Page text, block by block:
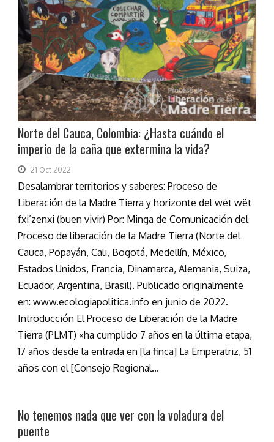
Norte del Cauca, Colombia: ¿Hasta cuándo el
imperio de la caña que extermina la vida?
21 Oct 2022
Desalambrar territorios y saberes: Proceso de
Liberación de la Madre Tierra y horizonte del wët wët
fxi’zenxi (buen vivir) Por: Minga de Comunicación del
Proceso de liberación de la Madre Tierra (Norte del
Cauca, Popayán, Cali, Bogotá, Medellín, México,
Estados Unidos, Francia, Dinamarca, Alemania, Suiza,
Ecuador, Argentina, Brasil). Publicado originalmente
en: www.ecologiapolitica.info en junio de 2022.
Introducción El Proceso de Liberación de la Madre
Tierra (PLMT) «ha cumplido 7 años en la última etapa,
17 años desde la entrada en [la finca] La Emperatriz, 51
años con el [Consejo Regional...
No tenemos nada que ver con la voladura del
puente